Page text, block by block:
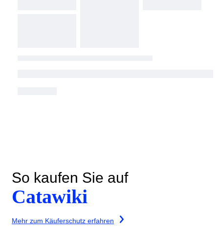
So kaufen Sie auf
Catawiki
Mehr zum Käuferschutz erfahren